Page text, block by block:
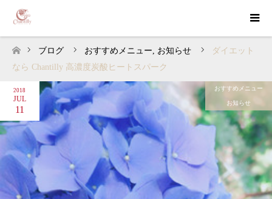
ホーム
ブログ おすすめメニュー, お知らせ
ダイエット
なら Chantilly 高濃度炭酸ヒートスパーク
2018
JUL
11
おすすめメニュー
お知らせ